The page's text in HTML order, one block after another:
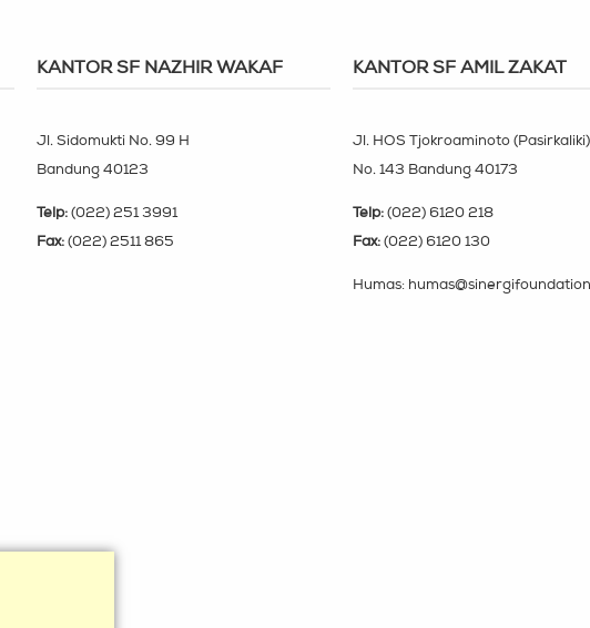
KANTOR SF NAZHIR WAKAF
Jl. Sidomukti No. 99 H
Bandung 40123
Telp: (022) 251 3991
Fax: (022) 2511 865
KANTOR SF AMIL ZAKAT
Jl. HOS Tjokroaminoto (Pasirkaliki)
No. 143 Bandung 40173
Telp: (022) 6120 218
Fax: (022) 6120 130
Humas: